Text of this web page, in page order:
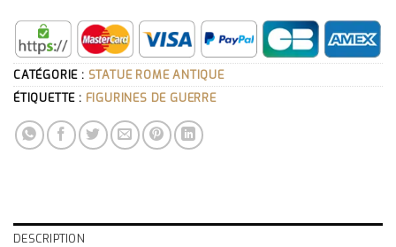
CATÉGORIE : STATUE ROME ANTIQUE
ÉTIQUETTE : FIGURINES DE GUERRE
DESCRIPTION